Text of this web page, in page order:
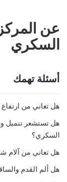
عن
السكري
أسئلة تهمك
هل تعاني من ارتفاع
هل تستشعر تنميل
السكري؟
هل تعاني من آلام
هل ألم القدم